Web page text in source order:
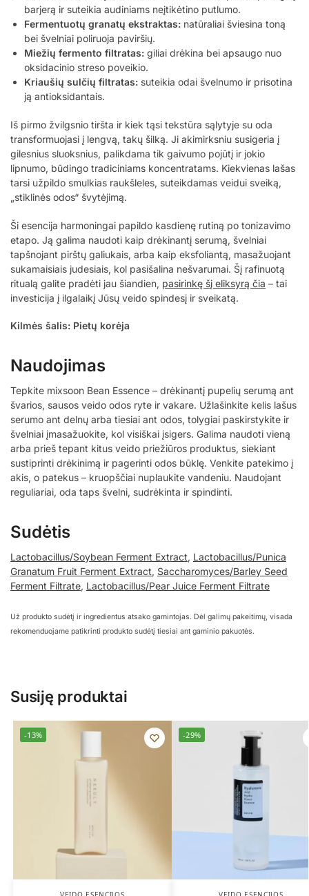
barjerą ir suteikia audiniams neįtikėtino putlumo.
Fermentuotų granatų ekstraktas: natūraliai šviesina toną
bei švelniai poliruoja paviršių.
Miežių fermento filtratas: giliai drėkina bei apsaugo nuo
oksidacinio streso poveikio.
Kriaušių sulčių filtratas: suteikia odai švelnumo ir prisotina
ją antioksidantais.
Iš pirmo žvilgsnio tiršta ir kiek tąsi tekstūra sąlytyje su oda
transformuojasi į lengvą, takų šilką. Ji akimirksniu susigeria į
gilesnius sluoksnius, palikdama tik gaivumo pojūtį ir jokio
lipnumo, būdingo tradiciniams koncentratams. Kiekvienas lašas
tarsi užpildo smulkias raukšleles, suteikdamas veidui sveiką,
„stiklinės odos“ švytėjimą.
Ši esencija harmoningai papildo kasdienę rutiną po tonizavimo
etapo. Ją galima naudoti kaip drėkinantį serumą, švelniai
tapšnojant pirštų galiukais, arba kaip eksfoliantą, masažuojant
sukamaisiais judesiais, kol pasišalina nešvarumai. Šį rafinuotą
ritualą galite pradėti jau šiandien, pasirinkę šį eliksyrą čia – tai
investicija į ilgalaikį Jūsų veido spindesį ir sveikatą.
Kilmės šalis: Pietų korėja
Naudojimas
Tepkite mixsoon Bean Essence – drėkinantį pupelių serumą ant
švarios, sausos veido odos ryte ir vakare. Užlašinkite kelis lašus
serumo ant delnų arba tiesiai ant odos, tolygiai paskirstykite ir
švelniai įmasažuokite, kol visiškai įsigers. Galima naudoti vieną
arba prieš tepant kitus veido priežiūros produktus, siekiant
sustiprinti drėkinimą ir pagerinti odos būklę. Venkite patekimo į
akis, o patekus – kruopščiai nuplaukite vandeniu. Naudojant
reguliariai, oda taps švelni, sudrėkinta ir spindinti.
Sudėtis
Lactobacillus/Soybean Ferment Extract, Lactobacillus/Punica
Granatum Fruit Ferment Extract, Saccharomyces/Barley Seed
Ferment Filtrate, Lactobacillus/Pear Juice Ferment Filtrate
Už produkto sudėtį ir ingredientus atsako gamintojas. Dėl galimų pakeitimų, visada
rekomenduojame patikrinti produkto sudėtį tiesiai ant gaminio pakuotės.
Susiję produktai
-13% -29%